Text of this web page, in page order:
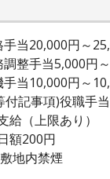
当20,000円～
整手当5,000円
当10,000円～
記事項)役職手
給（上限あり）
額200円
地内禁煙